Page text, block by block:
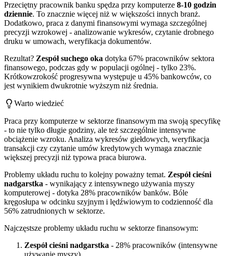
Przeciętny pracownik banku spędza przy komputerze 8-10 godzin
dziennie. To znacznie więcej niż w większości innych branż.
Dodatkowo, praca z danymi finansowymi wymaga szczególnej
precyzji wzrokowej - analizowanie wykresów, czytanie drobnego
druku w umowach, weryfikacja dokumentów.
Rezultat? Zespół suchego oka dotyka 67% pracowników sektora
finansowego, podczas gdy w populacji ogólnej - tylko 23%.
Krótkowzrokość progresywna występuje u 45% bankowców, co
jest wynikiem dwukrotnie wyższym niż średnia.
Warto wiedzieć
Praca przy komputerze w sektorze finansowym ma swoją specyfikę
- to nie tylko długie godziny, ale też szczególnie intensywne
obciążenie wzroku. Analiza wykresów giełdowych, weryfikacja
transakcji czy czytanie umów kredytowych wymaga znacznie
większej precyzji niż typowa praca biurowa.
Problemy układu ruchu to kolejny poważny temat. Zespół cieśni
nadgarstka - wynikający z intensywnego używania myszy
komputerowej - dotyka 28% pracowników banków. Bóle
kręgosłupa w odcinku szyjnym i lędźwiowym to codzienność dla
56% zatrudnionych w sektorze.
Najczęstsze problemy układu ruchu w sektorze finansowym:
Zespół cieśni nadgarstka - 28% pracowników (intensywne
używanie myszy)